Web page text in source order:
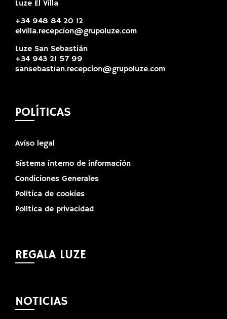
Luze El Villa
+34 948 84 20 12
elvilla.recepcion@grupoluze.com
Luze San Sebastián
+34 943 21 57 99
sansebastian.recepcion@grupoluze.com
POLÍTICAS
Aviso legal
Sistema interno de información
Condiciones Generales
Política de cookies
Política de privacidad
REGALA LUZE
NOTICIAS